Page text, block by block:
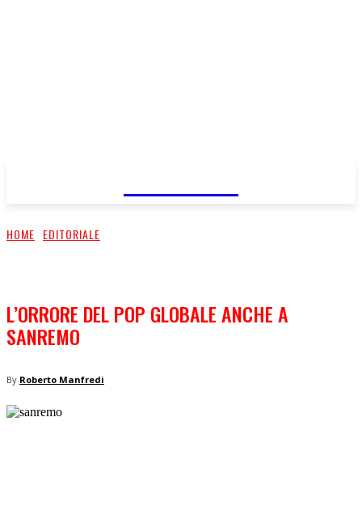
HOME EDITORIALE
L’ORRORE DEL POP GLOBALE ANCHE A
SANREMO
By Roberto Manfredi